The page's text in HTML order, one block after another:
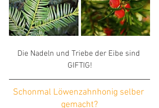
Die Nadeln und Triebe der Eibe sind
GIFTIG!
Schonmal Löwenzahnhonig selber
gemacht?